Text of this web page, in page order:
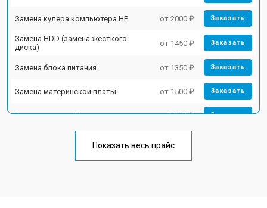
Замена кулера компьютера HP от 2000 ₽ Заказать
Замена HDD (замена жёсткого
диска)
от 1450 ₽ Заказать
Замена блока питания от 1350 ₽ Заказать
Замена материнской платы от 1500 ₽ Заказать
Замена звуковой платы от 2700 ₽ Заказать
Показать весь прайс